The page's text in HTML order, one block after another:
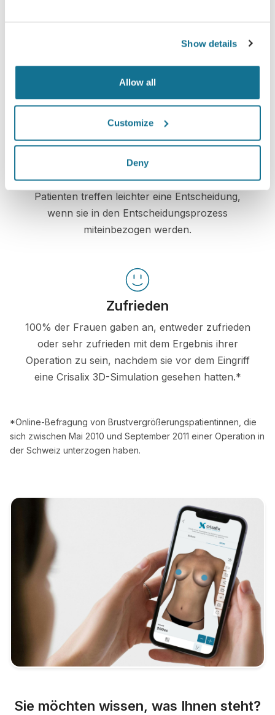
Show details
Allow all
Customize
Deny
Mithilfe von Crisalix kann Patienten das mögliche
Ergebnis ihres gewünschten Eingriffes anhand
einer dreidimensionalen Simulation ihres Körpers
vor Augen geführt werden.
Zuversichtlich
Patienten treffen leichter eine Entscheidung,
wenn sie in den Entscheidungsprozess
miteinbezogen werden.
Zufrieden
100% der Frauen gaben an, entweder zufrieden
oder sehr zufrieden mit dem Ergebnis ihrer
Operation zu sein, nachdem sie vor dem Eingriff
eine Crisalix 3D-Simulation gesehen hatten.*
*Online-Befragung von Brustvergrößerungspatientinnen, die
sich zwischen Mai 2010 und September 2011 einer Operation in
der Schweiz unterzogen haben.
Sie möchten wissen, was Ihnen steht?